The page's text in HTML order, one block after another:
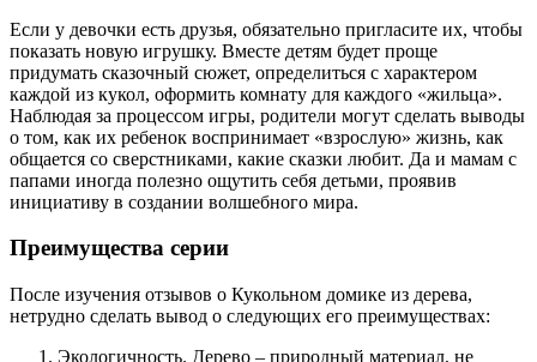
Если у девочки есть друзья, обязательно пригласите их, чтобы
показать новую игрушку. Вместе детям будет проще
придумать сказочный сюжет, определиться с характером
каждой из кукол, оформить комнату для каждого «жильца».
Наблюдая за процессом игры, родители могут сделать выводы
о том, как их ребенок воспринимает «взрослую» жизнь, как
общается со сверстниками, какие сказки любит. Да и мамам с
папами иногда полезно ощутить себя детьми, проявив
инициативу в создании волшебного мира.
Преимущества серии
После изучения отзывов о Кукольном домике из дерева,
нетрудно сделать вывод о следующих его преимуществах:
Экологичность. Дерево – природный материал, не